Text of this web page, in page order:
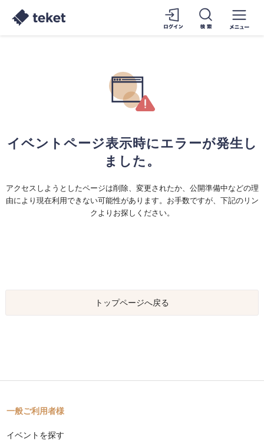
イベントページ表示時にエラーが発生し
ました。
アクセスしようとしたページは削除、変更されたか、公開準備中などの理
由により現在利用できない可能性があります。お手数ですが、下記のリン
クよりお探しください。
トップページへ戻る
一般ご利用者様
イベントを探す